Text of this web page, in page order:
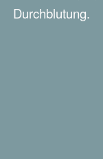
Durchblutung.